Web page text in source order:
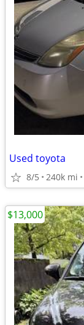
Used toyota
8/5 240k mi
$13,000